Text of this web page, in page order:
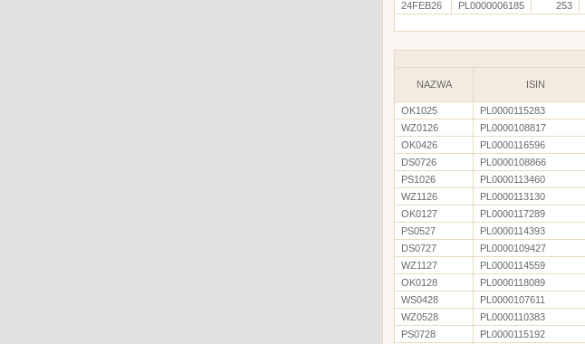
24FEB26
PL0000006185 253
NAZWA ISIN
OK1025
PL0000115283
WZ0126
PL0000108817
OK0426
PL0000116596
DS0726
PL0000108866
PS1026
PL0000113460
WZ1126
PL0000113130
OK0127
PL0000117289
PS0527
PL0000114393
DS0727
PL0000109427
WZ1127
PL0000114559
OK0128
PL0000118089
WS0428
PL0000107611
WZ0528
PL0000110383
PS0728
PL0000115192